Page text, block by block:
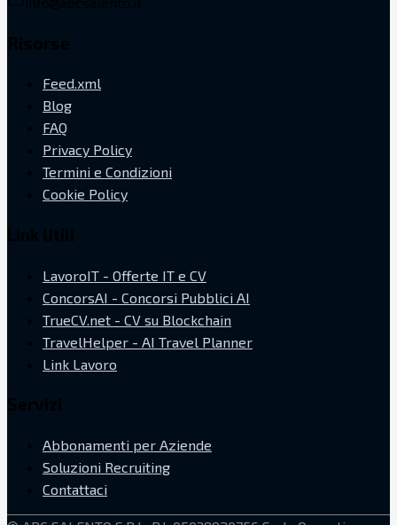
Feed.xml
Blog
FAQ
Privacy Policy
Termini e Condizioni
Cookie Policy
LavoroIT - Offerte IT e CV
ConcorsAI - Concorsi Pubblici AI
TrueCV.net - CV su Blockchain
TravelHelper - AI Travel Planner
Link Lavoro
Abbonamenti per Aziende
Soluzioni Recruiting
Contattaci